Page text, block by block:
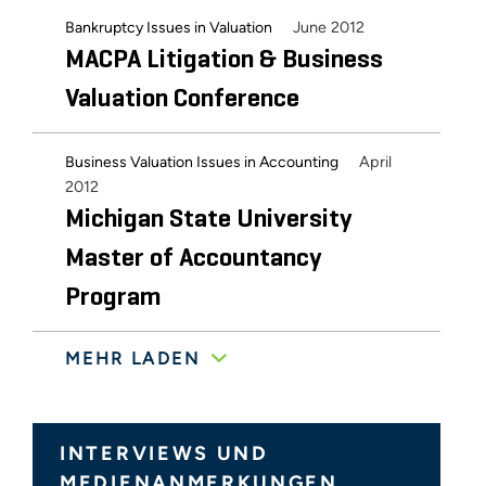
Bankruptcy Issues in Valuation June 2012
MACPA Litigation & Business
Valuation Conference
Business Valuation Issues in Accounting
April
2012
Michigan State University
Master of Accountancy
Program
Business Valuation Resources Webinar
Business Valuation Issues in
Bankruptcy
MEHR LADEN
INTERVIEWS UND